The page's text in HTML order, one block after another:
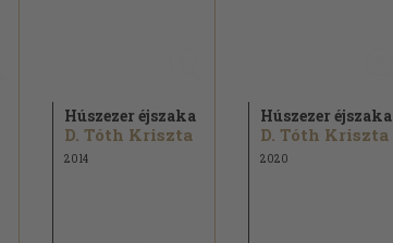
Húszezer éjszaka
D. Tóth Kriszta
2014
Húszezer éjszaka
D. Tóth Kriszta
2020